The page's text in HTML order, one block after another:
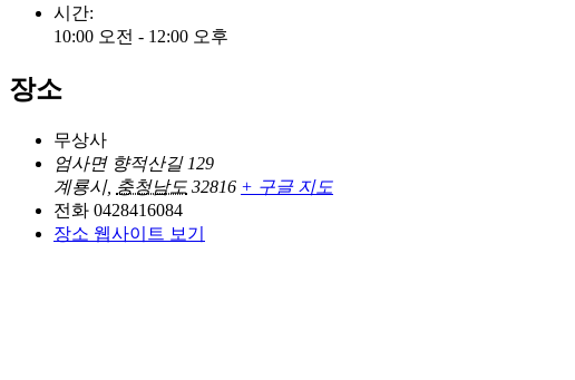
시간:
10:00 오전 - 12:00 오후
장소
무상사
엄사면 향적산길 129
계룡시, 충청남도 32816 + 구글 지도
전화 0428416084
장소 웹사이트 보기